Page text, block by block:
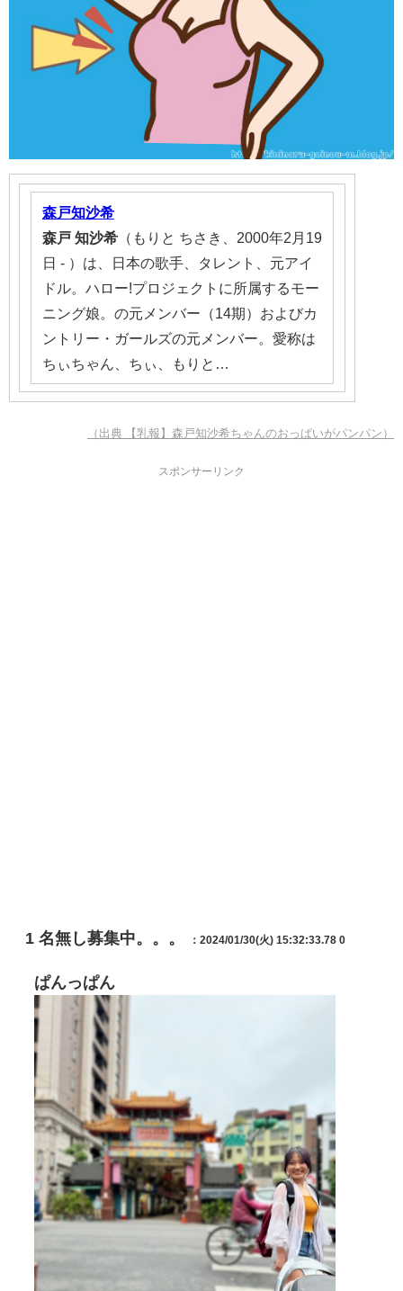
森戸知沙希
森戸 知沙希 （もりと ちさき、2000年2月19
日 - ）は、日本の歌手、タレント、元アイ
ドル。ハロー!プロジェクトに所属するモー
ニング娘。の元メンバー（14期）およびカ
ントリー・ガールズの元メンバー。愛称は
ちぃちゃん、ちぃ、もりと…
（出典 【乳報】森戸知沙希ちゃんのおっぱいがパンパン）
スポンサーリンク
1 名無し募集中。。。 ：2024/01/30(火) 15:32:33.78 0
ぱんっぱん